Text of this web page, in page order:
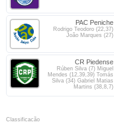
PAC Peniche
Rodrigo Teodoro (22,37)
João Marques (27)
CR Piedense
Rúben Silva (7) Miguel
Mendes (12,39,39) Tomás
Silva (34) Gabriel Matias
Martins (38,8,7)
Classificacão